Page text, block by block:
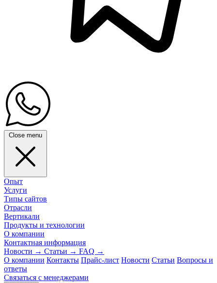
Close menu
Опыт
Услуги
Типы сайтов
Отрасли
Вертикали
Продукты и технологии
О компании
Контактная информация
Новости → Статьи → FAQ →
О компании Контакты Прайс-лист Новости Статьи Вопросы и
ответы
Связаться с менеджерами